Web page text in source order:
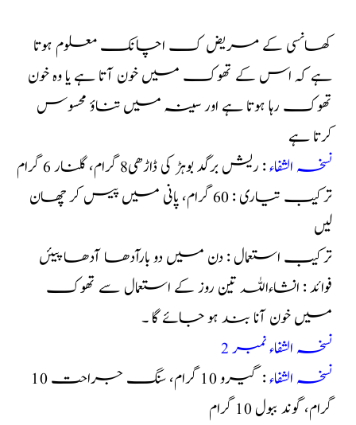
کھانسی کے مریض ک اچانک معلوم ہوتا
ہے کہ اس کے تھوک میں خون آتا ہے یا وہ خون
تھوک رہا ہوتا ہے اور سینہ میں تناؤ محسوس
کرتا ہے
نسخہ الشفاء: ریش برگد بوہڑ کی ڈاڑھی8 گرام، گلنار 6 گرام
ترکیب تیاری : 60 گرام، پانی میں پیس کر چھان
لیں
ترکیب استعمال : دن میں دو بارآدھا آدھا پیئں
فوائد : انشاءاللہ تین روز کے استعمال سے تھوک
میں خون آنا بند ہو جائے گا ۔
نسخہ الشفاء نمبر 2
نسخہ الشفاء
: گیرو 10 گرام، سنگ جراحت 10
گرام، گوند ببول 10 گرام